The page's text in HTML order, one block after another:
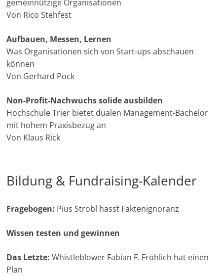
gemeinnützige Organisationen
Von Rico Stehfest
Aufbauen, Messen, Lernen
Was Organisationen sich von Start-ups abschauen
können
Von Gerhard Pock
Non-Profit-Nachwuchs solide ausbilden
Hochschule Trier bietet dualen Management-Bachelor
mit hohem Praxisbezug an
Von Klaus Rick
Bildung & Fundraising-Kalender
Fragebogen: Pius Strobl hasst Faktenignoranz
Wissen testen und gewinnen
Das Letzte:Whistleblower Fabian F. Fröhlich hat einen
Plan